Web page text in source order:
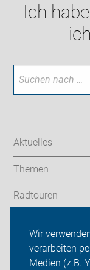
Wir
verarbeiten
Medien (z.B.
Ich
Aktuelles
Themen
Radtouren
ADFC Göttingen